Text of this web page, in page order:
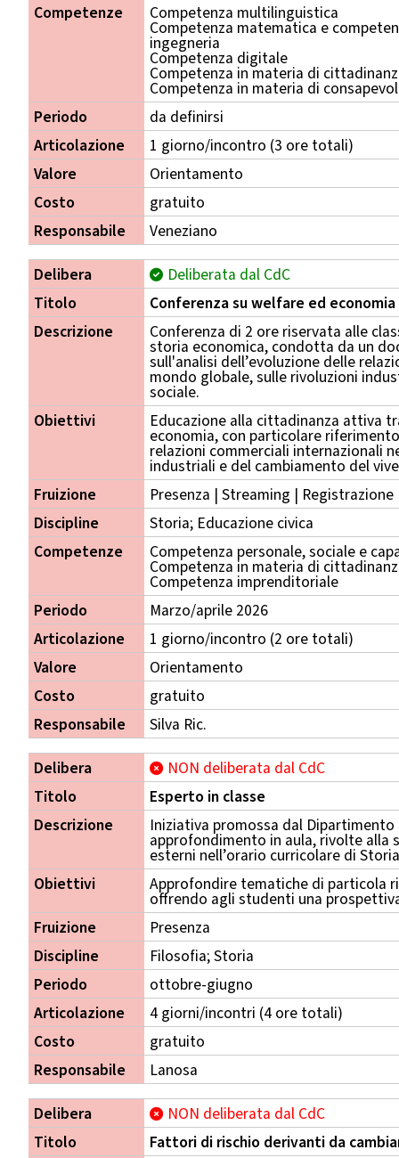
Competenze
Competenza multilinguistica
Competenza matematica e
ingegneria
Competenza digitale
Competenza in materia di
Competenza in materia di
Periodo
da definirsi
Articolazione
1 giorno/incontro (3 ore totali)
Valore
Orientamento
Costo
gratuito
Responsabile
Veneziano
Delibera
Deliberata dal CdC
Titolo
Conferenza su welfare ed economia
Descrizione
Conferenza di 2 ore riservata alle
storia economica, condotta da un
sull'analisi dell’evoluzione delle
mondo globale, sulle rivoluzioni
sociale.
Obiettivi
Educazione alla cittadinanza attiva
economia, con particolare
relazioni commerciali internazionali
industriali e del cambiamento del
Fruizione
Presenza | Streaming | Registrazione
Discipline
Storia; Educazione civica
Competenze
Competenza personale, sociale e
Competenza in materia di
Competenza imprenditoriale
Periodo
Marzo/aprile 2026
Articolazione
1 giorno/incontro (2 ore totali)
Valore
Orientamento
Costo
gratuito
Responsabile
Silva Ric.
Delibera
NON deliberata dal CdC
Titolo
Esperto in classe
Descrizione
Iniziativa promossa dal
approfondimento in aula, rivolte alla
esterni nell’orario curricolare di
Obiettivi
Approfondire tematiche di particola
offrendo agli studenti una
Fruizione
Presenza
Discipline
Filosofia; Storia
Periodo
ottobre-giugno
Articolazione
4 giorni/incontri (4 ore totali)
Costo
gratuito
Responsabile
Lanosa
Delibera
NON deliberata dal CdC
Titolo
Fattori di rischio derivanti da